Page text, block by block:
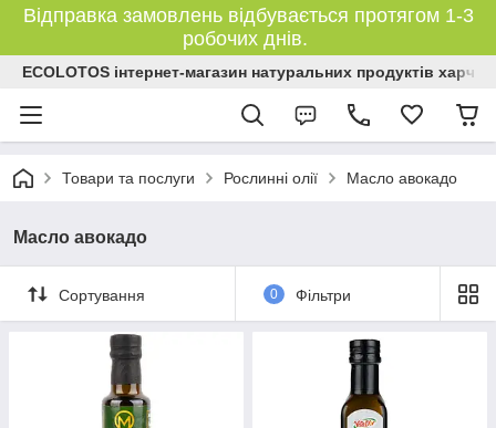
Відправка замовлень відбувається протягом 1-3
робочих днів.
ECOLOTOS інтернет-магазин натуральних продуктів
Товари та послуги Рослинні олії Масло авокадо
Масло авокадо
Сортування 0 Фільтри